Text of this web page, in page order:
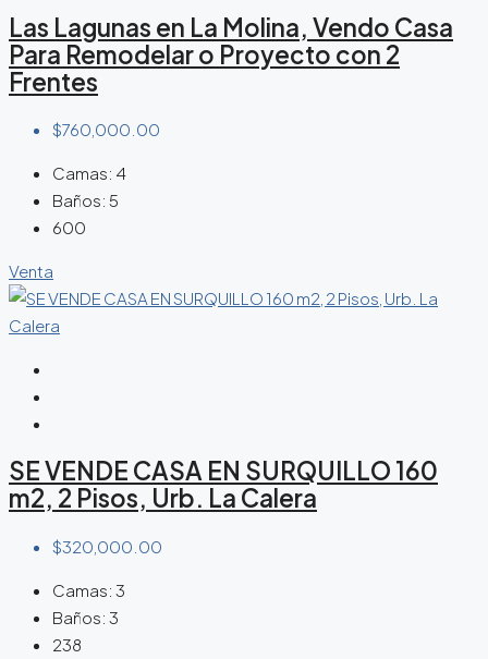
Las Lagunas en La Molina, Vendo Casa
Para Remodelar o Proyecto con 2
Frentes
$760,000.00
Camas: 4
Baños: 5
600
Venta
SE VENDE CASA EN SURQUILLO 160
m2, 2 Pisos, Urb. La Calera
$320,000.00
Camas: 3
Baños: 3
238